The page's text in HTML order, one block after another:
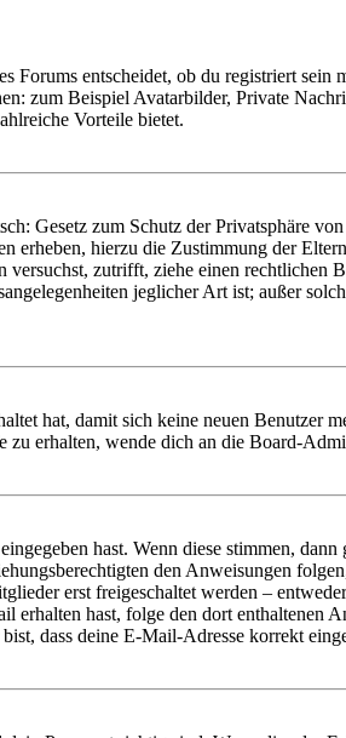
entscheidet, ob du registriert sein
zum Beispiel Avatarbilder, Private
Vorteile bietet.
Gesetz zum Schutz der Privatsphäre
erheben, hierzu die Zustimmung der
zutrifft, ziehe einen rechtlichen
jeglicher Art ist; außer
hat, damit sich keine neuen Benutzer
zu erhalten, wende dich an die Board-
hast. Wenn diese stimmen,
den Anweisungen
erst freigeschaltet werden –
hast, folge den dort enthaltenen
dass deine E-Mail-Adresse korrekt